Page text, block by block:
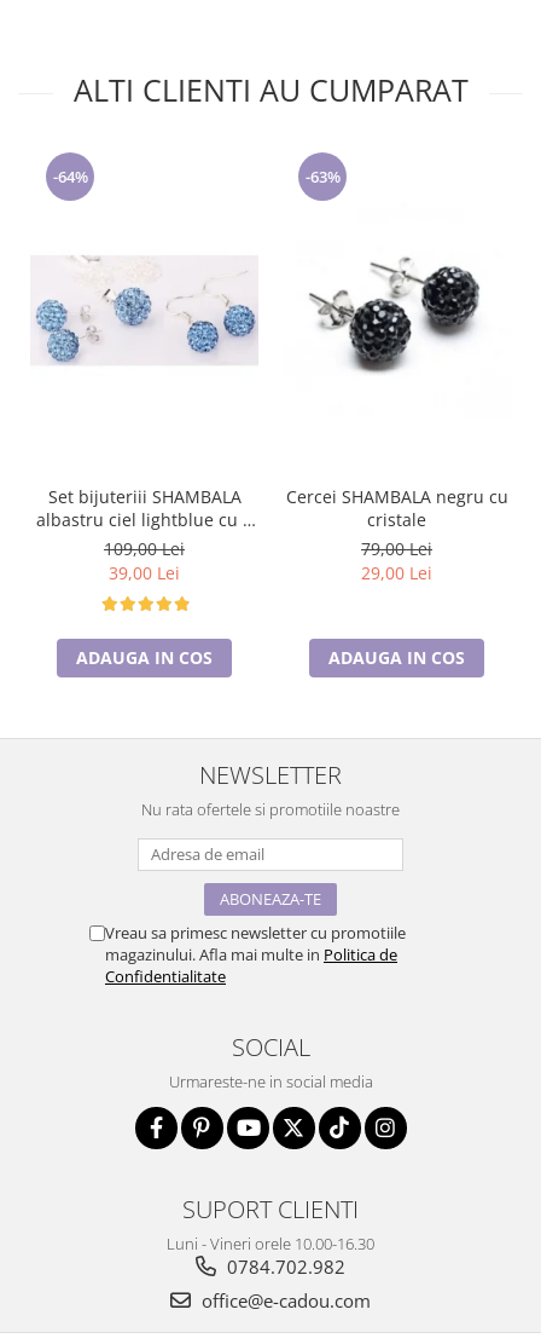
ALTI CLIENTI AU CUMPARAT
-64%
Set bijuteriii SHAMBALA
albastru ciel lightblue cu 2
perechi de cercei cu cristale
109,00 Lei
39,00 Lei
ADAUGA IN COS
-63%
Cercei SHAMBALA negru cu
cristale
79,00 Lei
29,00 Lei
ADAUGA IN COS
NEWSLETTER
Nu rata ofertele si promotiile noastre
Vreau sa primesc newsletter cu promotiile
magazinului. Afla mai multe in Politica de
Confidentialitate
SOCIAL
Urmareste-ne in social media
SUPORT CLIENTI
Luni - Vineri orele 10.00-16.30
0784.702.982
office@e-cadou.com